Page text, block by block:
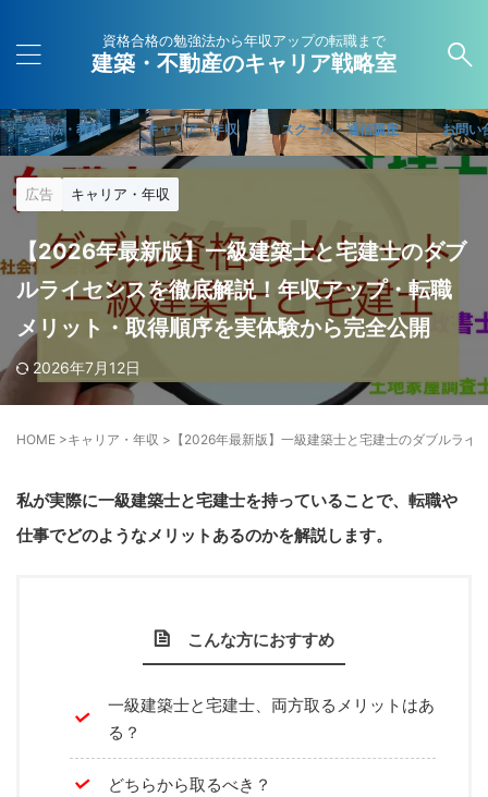
資格合格の勉強法から年収アップの転職まで
建築・不動産のキャリア戦略室
勉強法・教材 キャリア・年収 スクール・通信講座 お問い
広告 キャリア・年収
【2026年最新版】一級建築士と宅建士のダブ
ルライセンスを徹底解説！年収アップ・転職
メリット・取得順序を実体験から完全公開
2026年7月12日
HOME >キャリア・年収 > 【2026年最新版】一級建築士と宅建士のダブルラ
私が実際に一級建築士と宅建士を持っていることで、転職や
仕事でどのようなメリットあるのかを解説します。
こんな方におすすめ
一級建築士と宅建士、両方取るメリットはあ
る？
どちらから取るべき？